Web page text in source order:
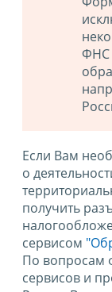
ФНС
Если Вам
о
получить
сервисом
По вопросам
сервисов и